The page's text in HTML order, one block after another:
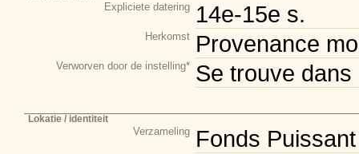
Expliciete datering 14e-15e s.
Herkomst Provenance
Verworven door de instelling* Se trouve
Lokatie / identiteit
Verzameling Fonds Puissant